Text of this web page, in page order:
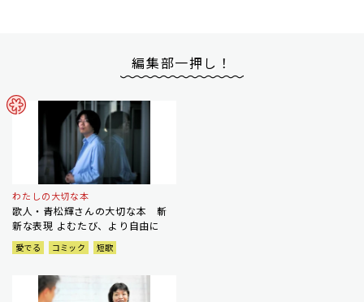
編集部一押し！
わたしの大切な本
歌人・青松輝さんの大切な本 斬
新な表現 よむたび、より自由に
愛でる コミック 短歌